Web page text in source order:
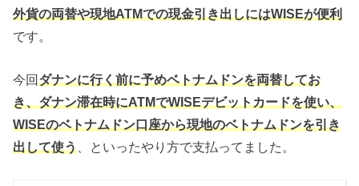
外貨の両替や現地ATMでの現金引き出しにはWISEが便利
です。
今回ダナンに行く前に予めベトナムドンを両替してお
き、ダナン滞在時にATMでWISEデビットカードを使い、
WISEのベトナムドン口座から現地のベトナムドンを引き
出して使う 、といったやり方で支払ってました。